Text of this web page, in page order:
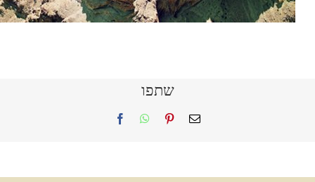
שתפו
FacebookWhatsApp
PinterestEmail